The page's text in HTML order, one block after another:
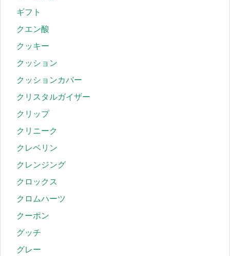
ギフト
クエン酸
クッキー
クッション
クッションカバー
クリスタルガイザー
クリップ
クリニーク
クレベリン
クレンジング
クロックス
クロムハーツ
クーポン
グッチ
グレー